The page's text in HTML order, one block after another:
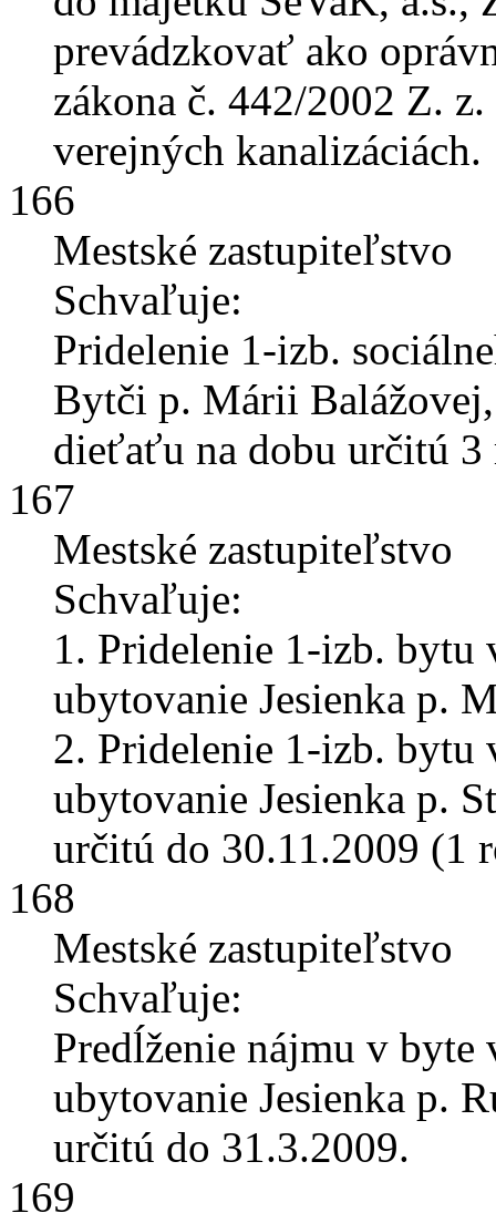
prevádzkovať ako
zákona č. 442/2002 Z.
verejných kanalizáciách.
166
Mestské zastupiteľstvo
Schvaľuje:
Pridelenie 1-izb.
Bytči p. Márii
dieťaťu na dobu určitú 3
167
Mestské zastupiteľstvo
Schvaľuje:
1. Pridelenie 1-izb. bytu
ubytovanie Jesienka p.
2. Pridelenie 1-izb. bytu
ubytovanie Jesienka p.
určitú do 30.11.2009 (1
168
Mestské zastupiteľstvo
Schvaľuje:
Predĺženie nájmu v byte
ubytovanie Jesienka p.
určitú do 31.3.2009.
169